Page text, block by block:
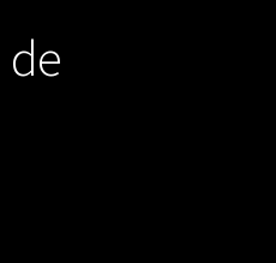
de